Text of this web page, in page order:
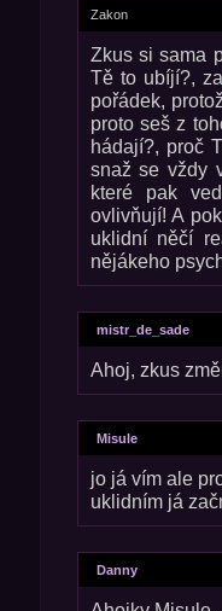
Zakon
Zkus si sama
Tě to ubíjí?,
pořádek,
proto seš z
hádají?, proč
snaž se vždy
které pak
ovlivňují! A
uklidní něčí
nějákeho
mistr_de_sade
Ahoj, zkus
Misule
jo já vím ale
uklidním já
Danny